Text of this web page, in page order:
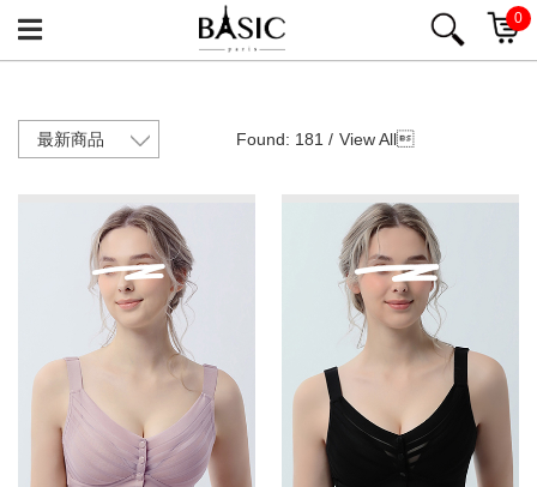
0
Found: 181 / View All